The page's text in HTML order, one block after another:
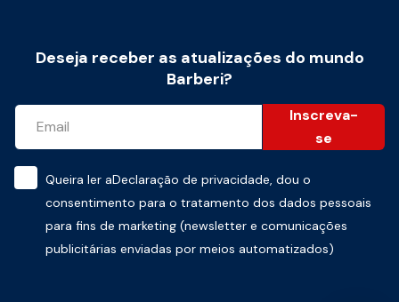
Deseja receber as atualizações do mundo
Barberi?
Inscreva-
se
Queira ler aDeclaração de privacidade, dou o
consentimento para o tratamento dos dados pessoais
para fins de marketing (newsletter e comunicações
publicitárias enviadas por meios automatizados)